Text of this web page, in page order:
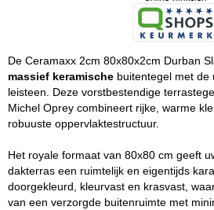
De Ceramaxx 2cm 80x80x2cm Durban
massief keramische buitentegel met de
leisteen. Deze vorstbestendige
Michel Oprey combineert rijke, warme
robuuste oppervlaktestructuur.
Het royale formaat van 80x80 cm geeft
dakterras een ruimtelijk en eigentijds
doorgekleurd, kleurvast en krasvast,
van een verzorgde buitenruimte met